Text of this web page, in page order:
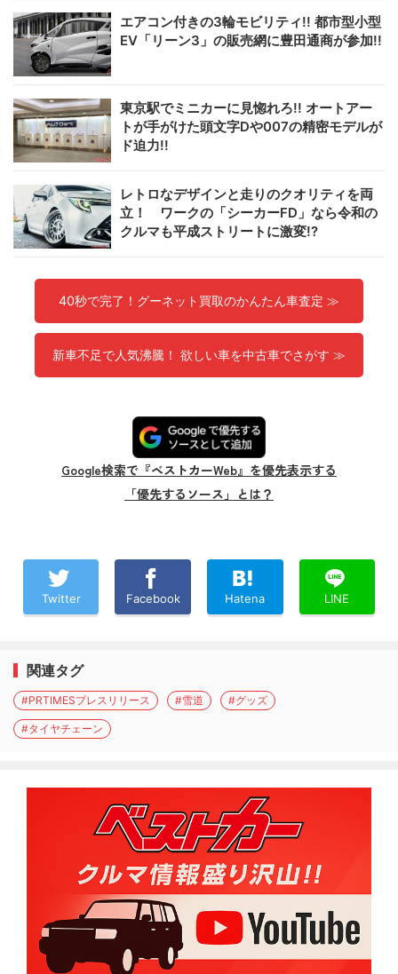
エアコン付きの3輪モビリティ!! 都市型小型
EV「リーン3」の販売網に豊田通商が参加!!
東京駅でミニカーに見惚れろ!! オートアー
トが手がけた頭文字Dや007の精密モデルが
ド迫力!!
レトロなデザインと走りのクオリティを両
立！ ワークの「シーカーFD」なら令和の
クルマも平成ストリートに激変!?
40秒で完了！グーネット買取のかんたん車査定 ≫
新車不足で人気沸騰！ 欲しい車を中古車でさがす ≫
Google検索で『ベストカーWeb』を優先表示する
「優先するソース」とは？
Twitter Facebook Hatena LINE
関連タグ
#PRTIMESプレスリリース #雪道 #グッズ
#タイヤチェーン